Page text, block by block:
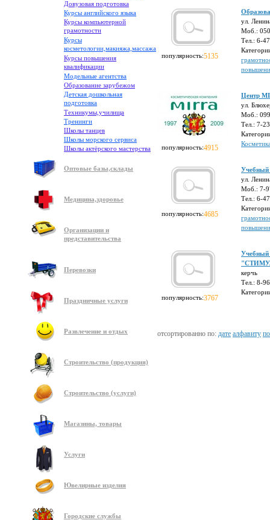
Довузовая подготовка
Курсы английского языка
Курсы компьютерной
грамотности
Курсы
косметологии,макияжа,массажа
Курсы повышения
квалификации
Модельные агентства
Образование зарубежом
Детская дошкольная
подготовка
Техникумы,училища
Тренинги
Школы танцев
Школы морского сервиса
Школы актёрского мастерства
Оптовые базы,склады
Медицина,здоровье
Организации и
представительства
Перевозки
Праздничные услуги
Развлечение и отдых
Строительство (продукция)
Строительство (услуги)
Магазины, товары
Услуги
Ювелирные изделия
Городские службы
популярность:5135
ул.
Моб.:
Тел.: 6-
популярность:4915
Центр
ул.
Моб.:
Тел.: 7-
популярность:4685
Учебный
ул.
Моб.: 7-
Тел.: 6-
популярность:3767
Учебный
керчь
Тел.: 8-
отсортированно по: дате алфавиту